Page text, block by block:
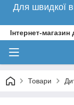
Для швидкої
Інтернет-
Товари